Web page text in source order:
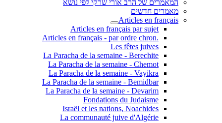
המאמרים של הרב אורי שרקי לפי נושא
מאמרים חדשים
Articles en français
Articles en français par sujet
.Articles en français - par ordre chron
Les fêtes juives
La Paracha de la semaine - Berechite
La Paracha de la semaine - Chemot
La Paracha de la semaine - Vayikra
La Paracha de la semaine - Bemidbar
La Paracha de la semaine - Devarim
Fondations du Judaisme
Israël et les nations, Noachides
La communauté juive d'Algérie